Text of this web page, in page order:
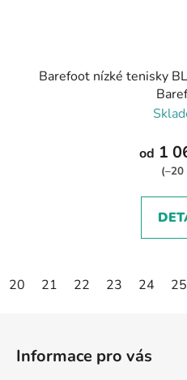
Barefoot nízké tenisky
od 1
(–20
20 21 22 23 24 25
Informace pro vás